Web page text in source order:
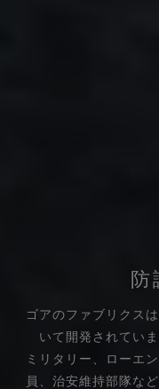
防
ゴアのファブリクス
いて開発されてい
ミリタリー、ローエ
員、治安維持部隊な